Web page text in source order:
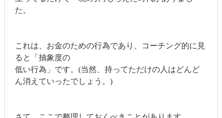
た。
これは、お金のための行為であり、コーチング的に見
ると「抽象度の
低い行為」です。(当然、持ってただけの人はどんど
ん消えていったでしょう。)